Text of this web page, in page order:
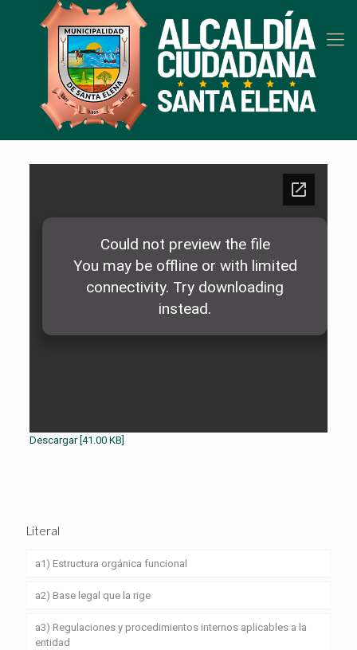
Descargar [41.00 KB]
Literal
a1) Estructura orgánica funcional
a2) Base legal que la rige
a3) Regulaciones y procedimientos internos aplicables a la
entidad